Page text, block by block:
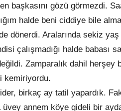
başkasını gözü görmezdi.
halde beni ciddiye bile
dönerdi. Aralarında sekiz yaş
çalışmadığı halde babası
Zamparalık dahil
kemiriyordu.
birkaç ay tatil yapardık.
üvey annem köye gideli bir